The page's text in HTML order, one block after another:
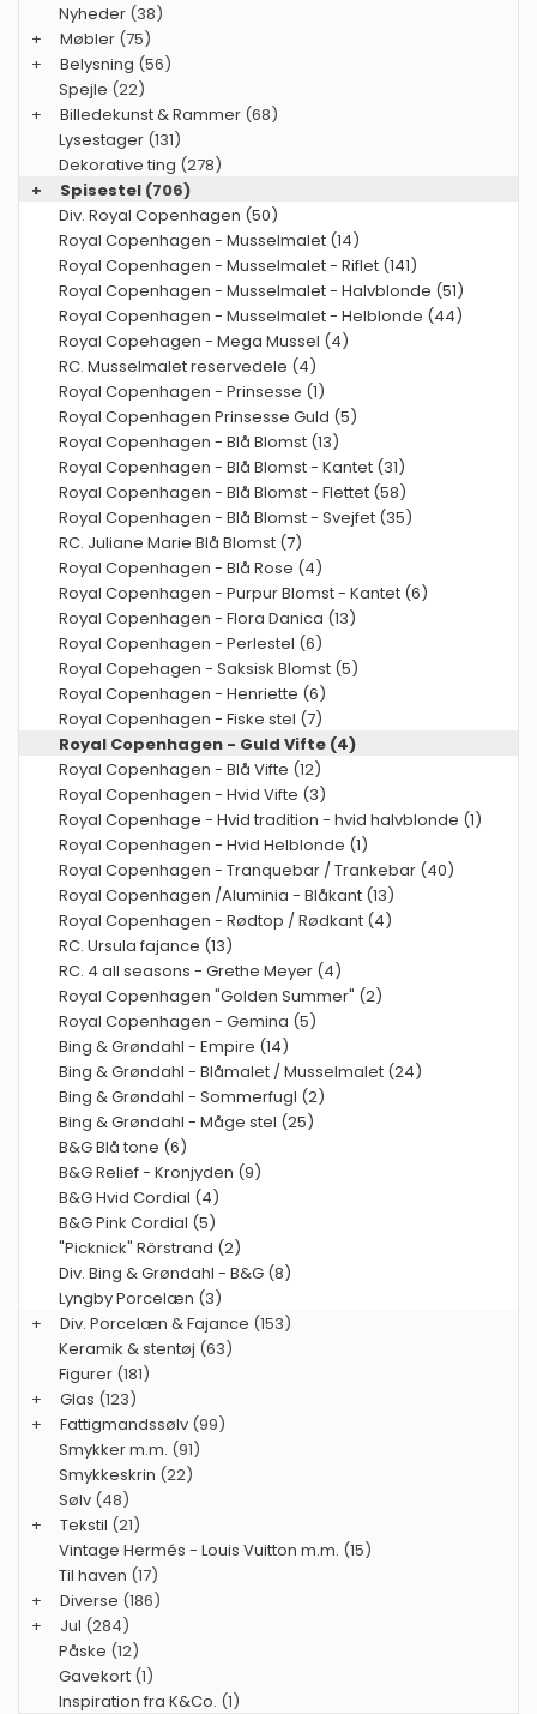
Nyheder (38)
+
Møbler (75)
+
Belysning (56)
Spejle (22)
+
Billedekunst & Rammer (68)
Lysestager (131)
Dekorative ting (278)
+
Spisestel (706)
Div. Royal Copenhagen (50)
Royal Copenhagen - Musselmalet (14)
Royal Copenhagen - Musselmalet - Riflet (141)
Royal Copenhagen - Musselmalet - Halvblonde (51)
Royal Copenhagen - Musselmalet - Helblonde (44)
Royal Copehagen - Mega Mussel (4)
RC. Musselmalet reservedele (4)
Royal Copenhagen - Prinsesse (1)
Royal Copenhagen Prinsesse Guld (5)
Royal Copenhagen - Blå Blomst (13)
Royal Copenhagen - Blå Blomst - Kantet (31)
Royal Copenhagen - Blå Blomst - Flettet (58)
Royal Copenhagen - Blå Blomst - Svejfet (35)
RC. Juliane Marie Blå Blomst (7)
Royal Copenhagen - Blå Rose (4)
Royal Copenhagen - Purpur Blomst - Kantet (6)
Royal Copenhagen - Flora Danica (13)
Royal Copenhagen - Perlestel (6)
Royal Copehagen - Saksisk Blomst (5)
Royal Copenhagen - Henriette (6)
Royal Copenhagen - Fiske stel (7)
Royal Copenhagen - Guld Vifte (4)
Royal Copenhagen - Blå Vifte (12)
Royal Copenhagen - Hvid Vifte (3)
Royal Copenhage - Hvid tradition - hvid halvblonde (1)
Royal Copenhagen - Hvid Helblonde (1)
Royal Copenhagen - Tranquebar / Trankebar (40)
Royal Copenhagen /Aluminia - Blåkant (13)
Royal Copenhagen - Rødtop / Rødkant (4)
RC. Ursula fajance (13)
RC. 4 all seasons - Grethe Meyer (4)
Royal Copenhagen "Golden Summer" (2)
Royal Copenhagen - Gemina (5)
Bing & Grøndahl - Empire (14)
Bing & Grøndahl - Blåmalet / Musselmalet (24)
Bing & Grøndahl - Sommerfugl (2)
Bing & Grøndahl - Måge stel (25)
B&G Blå tone (6)
B&G Relief - Kronjyden (9)
B&G Hvid Cordial (4)
B&G Pink Cordial (5)
"Picknick" Rörstrand (2)
Div. Bing & Grøndahl - B&G (8)
Lyngby Porcelæn (3)
+
Div. Porcelæn & Fajance (153)
Keramik & stentøj (63)
Figurer (181)
+
Glas (123)
+
Fattigmandssølv (99)
Smykker m.m. (91)
Smykkeskrin (22)
Sølv (48)
+
Tekstil (21)
Vintage Hermés - Louis Vuitton m.m. (15)
Til haven (17)
+
Diverse (186)
+
Jul (284)
Påske (12)
Gavekort (1)
Inspiration fra K&Co. (1)